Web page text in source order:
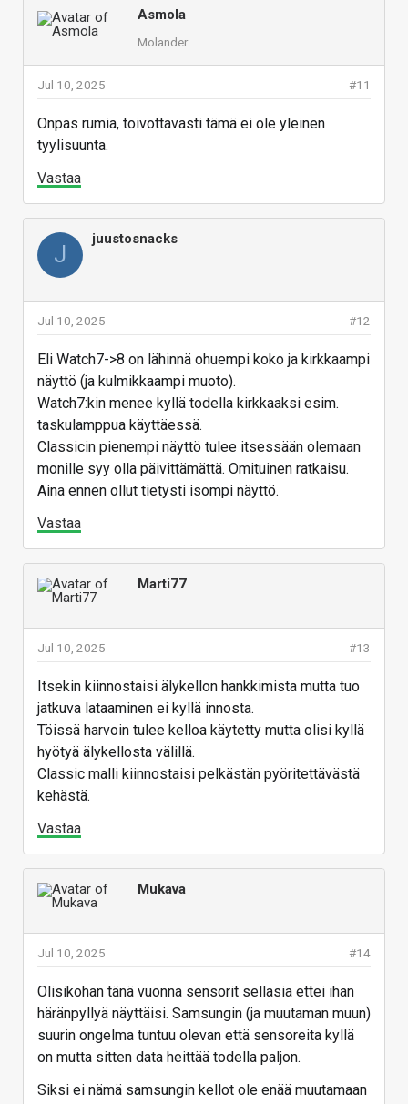
Asmola
Molander
#11
Jul 10, 2025
Onpas rumia, toivottavasti tämä ei ole yleinen
tyylisuunta.
Vastaa
J
juustosnacks
#12
Jul 10, 2025
Eli Watch7->8 on lähinnä ohuempi koko ja kirkkaampi
näyttö (ja kulmikkaampi muoto).
Watch7:kin menee kyllä todella kirkkaaksi esim.
taskulamppua käyttäessä.
Classicin pienempi näyttö tulee itsessään olemaan
monille syy olla päivittämättä. Omituinen ratkaisu.
Aina ennen ollut tietysti isompi näyttö.
Vastaa
Marti77
#13
Jul 10, 2025
Itsekin kiinnostaisi älykellon hankkimista mutta tuo
jatkuva lataaminen ei kyllä innosta.
Töissä harvoin tulee kelloa käytetty mutta olisi kyllä
hyötyä älykellosta välillä.
Classic malli kiinnostaisi pelkästän pyöritettävästä
kehästä.
Vastaa
Mukava
#14
Jul 10, 2025
Olisikohan tänä vuonna sensorit sellasia ettei ihan
häränpyllyä näyttäisi. Samsungin (ja muutaman muun)
suurin ongelma tuntuu olevan että sensoreita kyllä
on mutta sitten data heittää todella paljon.
Siksi ei nämä samsungin kellot ole enää muutamaan